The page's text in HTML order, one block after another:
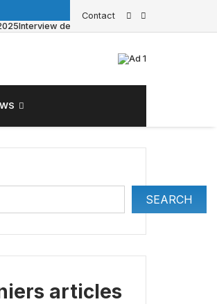
Interview de Sacha Pouget sur BFM Business
Contact
SEARCH
articles